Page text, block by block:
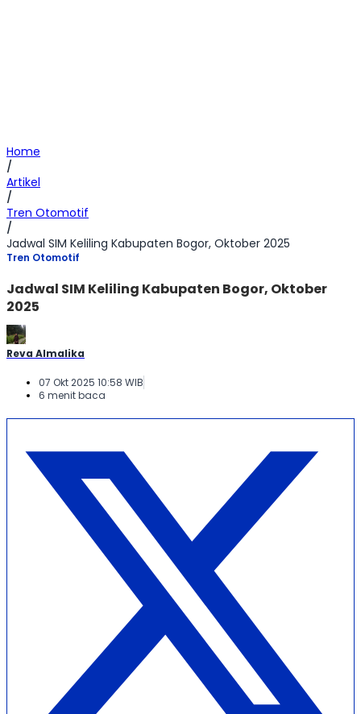
Home
/
Artikel
/
Tren Otomotif
/
Jadwal SIM Keliling Kabupaten Bogor, Oktober 2025
Tren Otomotif
Jadwal SIM Keliling Kabupaten Bogor, Oktober
2025
Reva Almalika
07 Okt 2025 10:58 WIB
6 menit baca